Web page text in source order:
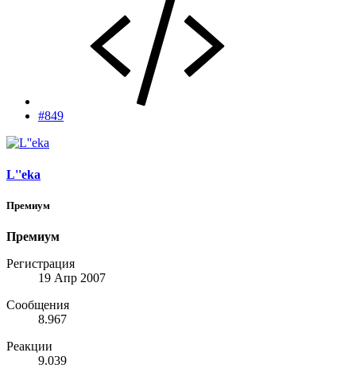
#849
L''eka
Премиум
Премиум
Регистрация
19 Апр 2007
Сообщения
8.967
Реакции
9.039